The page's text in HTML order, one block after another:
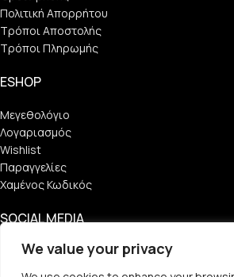
We value your privacy
Πολιτική Απορρήτου
Τρόποι Αποστολής
Τρόποι Πληρωμής
ESHOP
Μεγεθολόγιο
Λογαριασμός
Wishlist
Παραγγελίες
Χαμένος Κωδικός
SOCIAL MEDIA
Find Us